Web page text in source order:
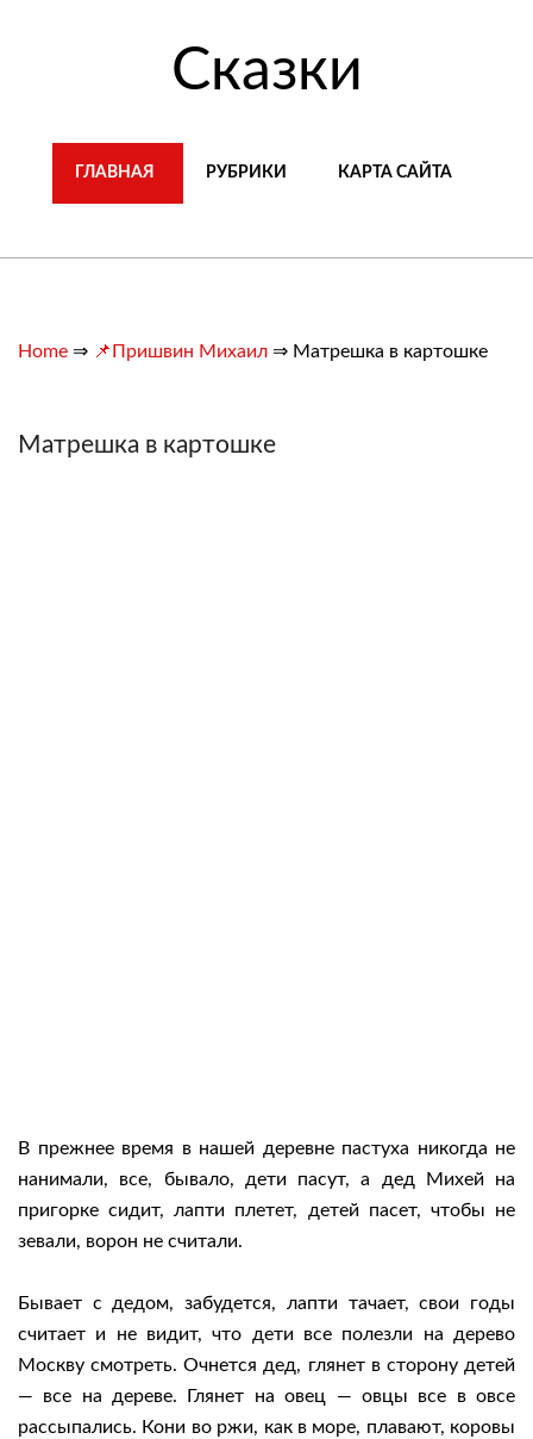
Сказки
ГЛАВНАЯ РУБРИКИ КАРТА САЙТА
Home ⇒ 📌Пришвин Михаил ⇒ Матрешка в картошке
Матрешка в картошке
В прежнее время в нашей деревне пастуха никогда не
нанимали, все, бывало, дети пасут, а дед Михей на
пригорке сидит, лапти плетет, детей пасет, чтобы не
зевали, ворон не считали.
Бывает с дедом, забудется, лапти тачает, свои годы
считает и не видит, что дети все полезли на дерево
Москву смотреть. Очнется дед, глянет в сторону детей
— все на дереве. Глянет на овец — овцы все в овсе
рассыпались. Кони во ржи, как в море, плавают, коровы